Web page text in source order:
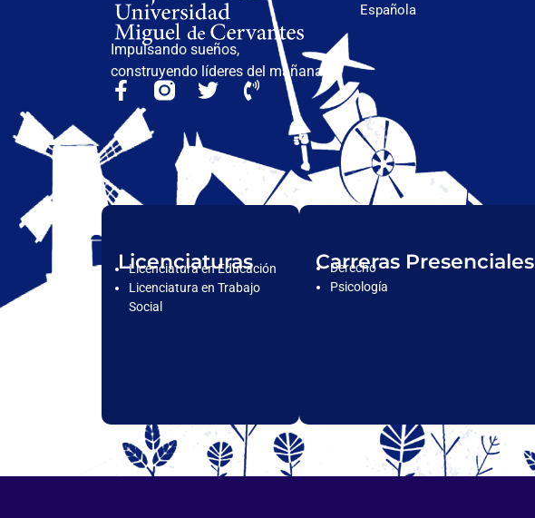
Impulsando sueños,
construyendo líderes del mañana.
Española
Licenciaturas
Licenciatura en Educación
Licenciatura en Trabajo
Social
Carreras Presenciales
Derecho
Psicología